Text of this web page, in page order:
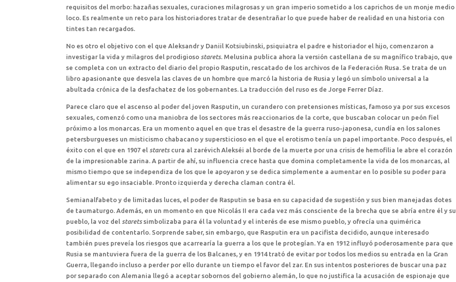
requisitos del morbo: hazañas sexuales, curaciones milagrosas y un gran imperio sometido a los caprichos de un monje medio
loco. Es realmente un reto para los historiadores tratar de desentrañar lo que puede haber de realidad en una historia con
tintes tan recargados.
No es otro el objetivo con el que Aleksandr y Daniil Kotsiubinski, psiquiatra el padre e historiador el hijo, comenzaron a
investigar la vida y milagros del prodigioso starets. Melusina publica ahora la versión castellana de su magnífico trabajo, que
se completa con un extracto del diario del propio Rasputin, rescatado de los archivos de la Federación Rusa. Se trata de un
libro apasionante que desvela las claves de un hombre que marcó la historia de Rusia y legó un símbolo universal a la
abultada crónica de la desfachatez de los gobernantes. La traducción del ruso es de Jorge Ferrer Díaz.
Parece claro que el ascenso al poder del joven Rasputin, un curandero con pretensiones místicas, famoso ya por sus excesos
sexuales, comenzó como una maniobra de los sectores más reaccionarios de la corte, que buscaban colocar un peón fiel
próximo a los monarcas. Era un momento aquel en que tras el desastre de la guerra ruso-japonesa, cundía en los salones
petersburgueses un misticismo chabacano y supersticioso en el que el erotismo tenía un papel importante. Poco después, el
éxito con el que en 1907 el staretscura al zarévich Alekséi al borde de la muerte por una crisis de hemofilia le abre el corazón
de la impresionable zarina. A partir de ahí, su influencia crece hasta que domina completamente la vida de los monarcas, al
mismo tiempo que se independiza de los que le apoyaron y se dedica simplemente a aumentar en lo posible su poder para
alimentar su ego insaciable. Pronto izquierda y derecha claman contra él.
Semianalfabeto y de limitadas luces, el poder de Rasputin se basa en su capacidad de sugestión y sus bien manejadas dotes
de taumaturgo. Además, en un momento en que Nicolás II era cada vez más consciente de la brecha que se abría entre él y su
pueblo, la voz del staretssimbolizaba para él la voluntad y el interés de ese mismo pueblo, y ofrecía una quimérica
posibilidad de contentarlo. Sorprende saber, sin embargo, que Rasputin era un pacifista decidido, aunque interesado
también pues preveía los riesgos que acarrearía la guerra a los que le protegían. Ya en 1912 influyó poderosamente para que
Rusia se mantuviera fuera de la guerra de los Balcanes, y en 1914 trató de evitar por todos los medios su entrada en la Gran
Guerra, llegando incluso a perder por ello durante un tiempo el favor del zar. En sus intentos posteriores de buscar una paz
por separado con Alemania llegó a aceptar sobornos del gobierno alemán, lo que no justifica la acusación de espionaje que